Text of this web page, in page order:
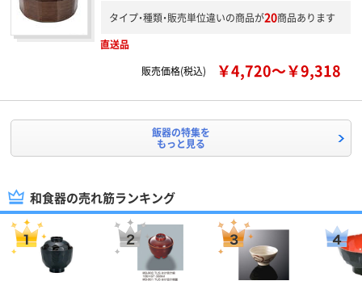
タイプ・種類・販売単位違いの商品が20商品あります
直送品
販売価格(税込)
￥4,720～￥9,318
飯器の特集を
もっと見る
和食器の売れ筋ランキング